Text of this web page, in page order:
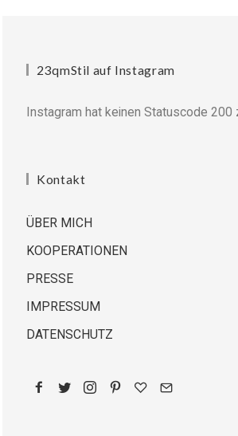
23qmStil auf Instagram
Instagram hat keinen Statuscode 200
Kontakt
ÜBER MICH
KOOPERATIONEN
PRESSE
IMPRESSUM
DATENSCHUTZ